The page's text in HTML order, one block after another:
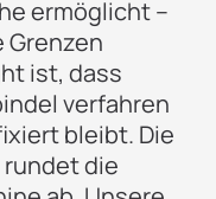
ermöglicht –
Grenzen
ist, dass
verfahren
bleibt. Die
die